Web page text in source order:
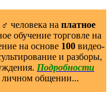
человека на платное
обучение торговле на
на основе 100видео-
и разборы,
Подробности
личном общении...